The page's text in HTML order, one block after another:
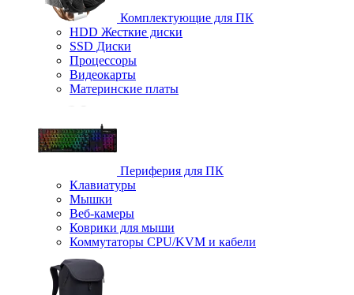
Комплектующие для ПК
HDD Жесткие диски
SSD Диски
Процессоры
Видеокарты
Материнские платы
Периферия для ПК
Клавиатуры
Мышки
Веб-камеры
Коврики для мыши
Коммутаторы CPU/KVM и кабели